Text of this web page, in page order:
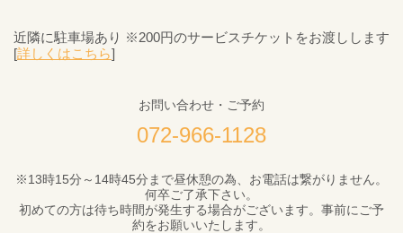
近隣に駐車場あり ※200円のサービスチケットをお渡しします
[詳しくはこちら]
お問い合わせ・ご予約
072-966-1128
※13時15分～14時45分まで昼休憩の為、お電話は繋がりません。
何卒ご了承下さい。
初めての方は待ち時間が発生する場合がございます。事前にご予
約をお願いいたします。